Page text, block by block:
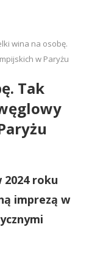
wina na osobę.
w Paryżu
Tak
2024 roku
imprezą w